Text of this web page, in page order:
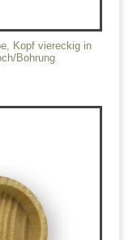
Kopf viereckig in
Bohrung